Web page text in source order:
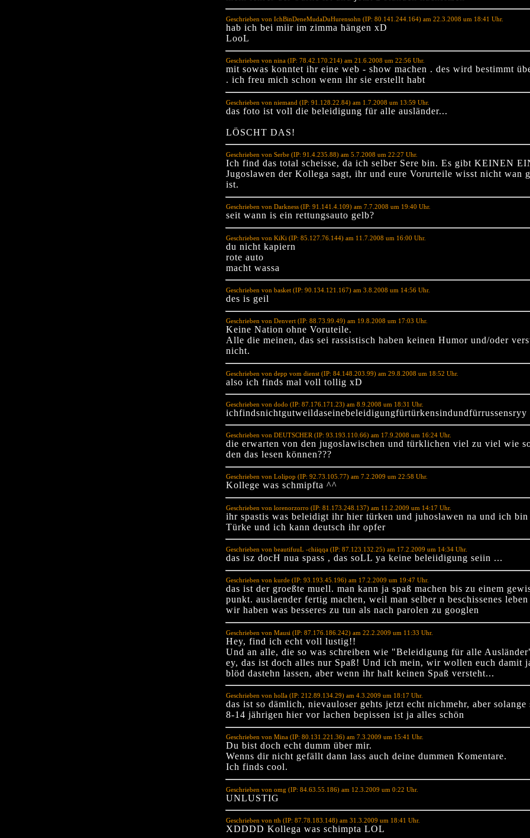
Geschrieben von IchBinDeneMudaDuHurensohn (IP: 80.141.244.164) am 22.3.2008 um 18:41 Uhr.
hab ich bei miir im zimma hängen xD
LooL
Geschrieben von nina (IP: 78.42.170.214) am 21.6.2008 um 22:56 Uhr.
mit sowas konntet ihr eine web - show machen . des wird bestimmt
. ich freu mich schon wenn ihr sie erstellt habt
Geschrieben von niemand (IP: 91.128.22.84) am 1.7.2008 um 13:59 Uhr.
das foto ist voll die beleidigung für alle ausländer...
LÖSCHT DAS!
Geschrieben von Serbe (IP: 91.4.235.88) am 5.7.2008 um 22:27 Uhr.
Ich find das total scheisse, da ich selber Sere bin. Es gibt KEINEN
Jugoslawen der Kollega sagt, ihr und eure Vorurteile wisst nicht wan
ist.
Geschrieben von Darkness (IP: 91.141.4.109) am 7.7.2008 um 19:40 Uhr.
seit wann is ein rettungsauto gelb?
Geschrieben von KiKi (IP: 85.127.76.144) am 11.7.2008 um 16:00 Uhr.
du nicht kapiern
rote auto
macht wassa
Geschrieben von basket (IP: 90.134.121.167) am 3.8.2008 um 14:56 Uhr.
des is geil
Geschrieben von Denvert (IP: 88.73.99.49) am 19.8.2008 um 17:03 Uhr.
Keine Nation ohne Voruteile.
Alle die meinen, das sei rassistisch haben keinen Humor und/oder
nicht.
Geschrieben von depp vom dienst (IP: 84.148.203.99) am 29.8.2008 um 18:52 Uhr.
also ich finds mal voll tollig xD
Geschrieben von dodo (IP: 87.176.171.23) am 8.9.2008 um 18:31 Uhr.
ichfindsnichtgutweildaseinebeleidigungfürtürkensindundfürrussensryy
Geschrieben von DEUTSCHER (IP: 93.193.110.66) am 17.9.2008 um 16:24 Uhr.
die erwarten von den jugoslawischen und türklichen viel zu viel wie
den das lesen können???
Geschrieben von Lolipop (IP: 92.73.105.77) am 7.2.2009 um 22:58 Uhr.
Kollege was schmipfta ^^
Geschrieben von lorenorzorro (IP: 81.173.248.137) am 11.2.2009 um 14:17 Uhr.
ihr spastis was beleidigt ihr hier türken und juhoslawen na und ich bin
Türke und ich kann deutsch ihr opfer
Geschrieben von beautifuuL -chiiqqa (IP: 87.123.132.25) am 17.2.2009 um 14:34 Uhr.
das isz docH nua spass , das soLL ya keine beleiidigung seiin ...
Geschrieben von kurde (IP: 93.193.45.196) am 17.2.2009 um 19:47 Uhr.
das ist der groeßte muell. man kann ja spaß machen bis zu einem
punkt. auslaender fertig machen, weil man selber n beschissenes
wir haben was besseres zu tun als nach parolen zu googlen
Geschrieben von Mausi (IP: 87.176.186.242) am 22.2.2009 um 11:33 Uhr.
Hey, find ich echt voll lustig!!
Und an alle, die so was schreiben wie "Beleidigung für alle
ey, das ist doch alles nur Spaß! Und ich mein, wir wollen euch damit
blöd dastehn lassen, aber wenn ihr halt keinen Spaß versteht...
Geschrieben von holla (IP: 212.89.134.29) am 4.3.2009 um 18:17 Uhr.
das ist so dämlich, nievauloser gehts jetzt echt nichmehr, aber solange
8-14 jährigen hier vor lachen bepissen ist ja alles schön
Geschrieben von Mina (IP: 80.131.221.36) am 7.3.2009 um 15:41 Uhr.
Du bist doch echt dumm über mir.
Wenns dir nicht gefällt dann lass auch deine dummen Komentare.
Ich finds cool.
Geschrieben von omg (IP: 84.63.55.186) am 12.3.2009 um 0:22 Uhr.
UNLUSTIG
Geschrieben von tth (IP: 87.78.183.148) am 31.3.2009 um 18:41 Uhr.
XDDDD Kollega was schimpta LOL